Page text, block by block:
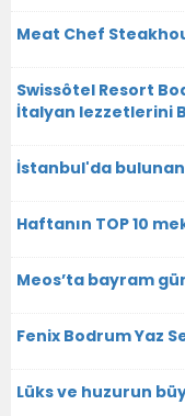
Meat Chef
Swissôtel Resort
İtalyan lezzetlerini
İstanbul'da
Haftanın TOP 10
Meos’ta bayram
Fenix Bodrum Yaz
Lüks ve huzurun